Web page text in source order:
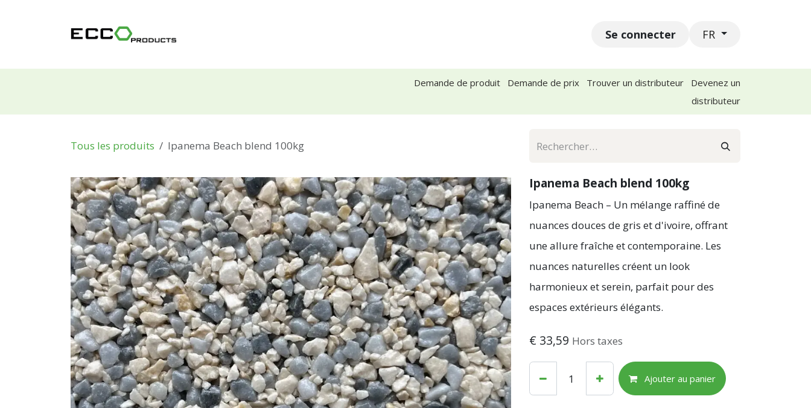
Événements Postes
Se connecter FR
Demande de produit Demande de prix Trouver un distributeur
Devenez un
distributeur
Tous les produits Ipanema Beach blend 100kg
Ipanema Beach blend 100kg
Ipanema Beach – Un mélange raffiné de
nuances douces de gris et d'ivoire, offrant
une allure fraîche et contemporaine. Les
nuances naturelles créent un look
harmonieux et serein, parfait pour des
espaces extérieurs élégants.
€ 33,59 Hors taxes
Ajouter au panier